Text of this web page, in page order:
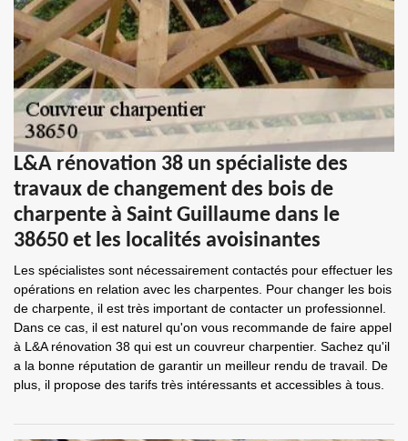
L&A rénovation 38 un spécialiste des
travaux de changement des bois de
charpente à Saint Guillaume dans le
38650 et les localités avoisinantes
Les spécialistes sont nécessairement contactés pour effectuer les
opérations en relation avec les charpentes. Pour changer les bois
de charpente, il est très important de contacter un professionnel.
Dans ce cas, il est naturel qu'on vous recommande de faire appel
à L&A rénovation 38 qui est un couvreur charpentier. Sachez qu'il
a la bonne réputation de garantir un meilleur rendu de travail. De
plus, il propose des tarifs très intéressants et accessibles à tous.